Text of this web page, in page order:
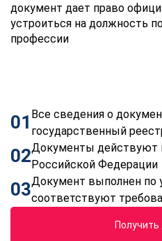
документ дает право
устроиться на должность
профессии
01 Все сведения о
государственный
02Документы действуют
Российской Федерации
03Документ выполнен по
соответствуют